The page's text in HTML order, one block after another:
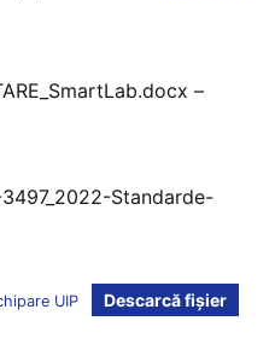
–
Standarde-
UIP Descarcă fișier